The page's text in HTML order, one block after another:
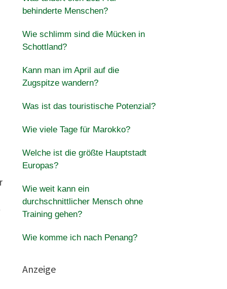
behinderte Menschen?
Wie schlimm sind die Mücken in
Schottland?
Kann man im April auf die
Zugspitze wandern?
Was ist das touristische Potenzial?
Wie viele Tage für Marokko?
Welche ist die größte Hauptstadt
Europas?
Wie weit kann ein
durchschnittlicher Mensch ohne
Training gehen?
Wie komme ich nach Penang?
Anzeige